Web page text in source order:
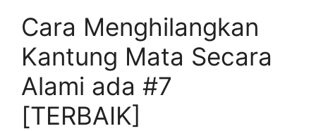
Cara Menghilangkan
Kantung Mata Secara
Alami ada #7
[TERBAIK]